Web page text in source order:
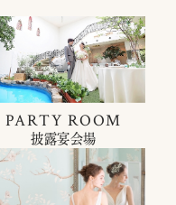
PARTY ROOM
披露宴会場